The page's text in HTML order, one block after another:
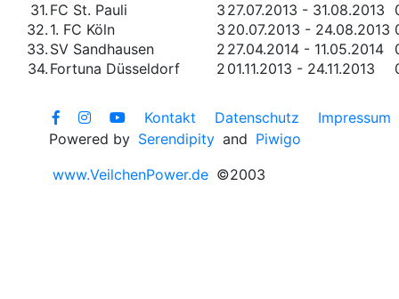
31. FC St. Pauli 3 27.07.2013 - 31.08.2013
32. 1. FC Köln 3 20.07.2013 - 24.08.2013
33. SV Sandhausen 2 27.04.2014 - 11.05.2014
34. Fortuna Düsseldorf 2 01.11.2013 - 24.11.2013
Kontakt Datenschutz
Impressum
Powered by Serendipity and Piwigo
www.VeilchenPower.de ©2003